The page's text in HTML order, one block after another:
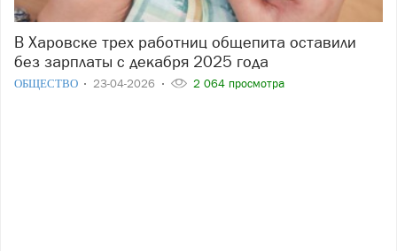
В Харовске трех работниц общепита оставили
без зарплаты с декабря 2025 года
ОБЩЕСТВО 23-04-2026 2 064 просмотра